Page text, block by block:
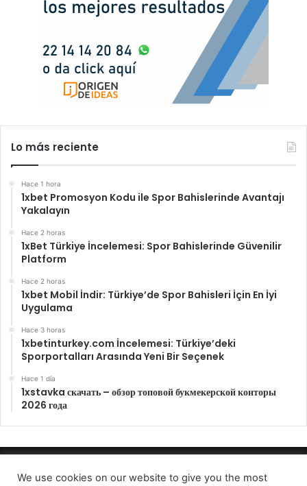
Lo más reciente
Hace 1 hora
1xbet Promosyon Kodu ile Spor Bahislerinde Avantajı
Yakalayın
Hace 2 horas
1xBet Türkiye İncelemesi: Spor Bahislerinde Güvenilir
Platform
Hace 2 horas
1xbet Mobil İndir: Türkiye’de Spor Bahisleri İçin En İyi
Uygulama
Hace 3 horas
1xbetinturkey.com İncelemesi: Türkiye’deki
Sporportalları Arasında Yeni Bir Seçenek
Hace 1 día
1xstavka скачать – обзор топовой букмекерской конторы
2026 года
Enfocando los hechos 2022
We use cookies on our website to give you the most